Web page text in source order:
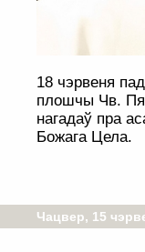
18 чэрвеня
плошчы Чв.
нагадаў пра
Божага Цела.
Чацвер, 15